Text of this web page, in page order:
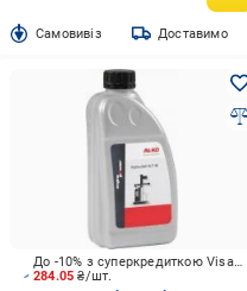
Cамовивіз Доставимо
284.05₴/шт.
До -10% з суперкредиткою Visa Вигода